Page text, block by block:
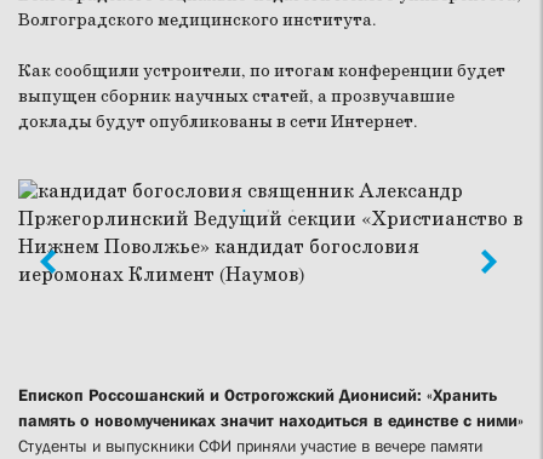
Волгоградского медицинского института.
Как сообщили устроители, по итогам конференции будет
выпущен сборник научных статей, а прозвучавшие
доклады будут опубликованы в сети Интернет.
Епископ Россошанский и Острогожский Дионисий: «Хранить
память о новомучениках значит находиться в единстве с ними»
Студенты и выпускники СФИ приняли участие в вечере памяти